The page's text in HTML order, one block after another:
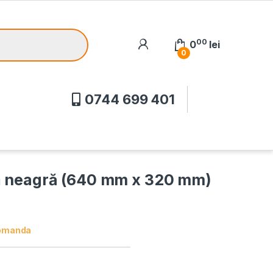
0
000 lei
0744 699 401
(640 mm x 320 mm)